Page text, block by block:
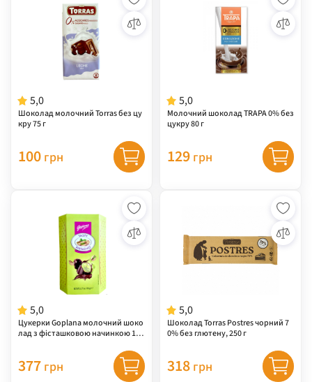
5,0
Шоколад молочний Torras без цу
кру 75 г
100 грн
5,0
Молочний шоколад TRAPA 0% без
цукру 80 г
129 грн
5,0
Цукерки Goplana молочний шоко
лад з фісташковою начинкою 192
377 грн
5,0
Шоколад Torras Postres чорний 7
0% без глютену, 250 г
318 грн